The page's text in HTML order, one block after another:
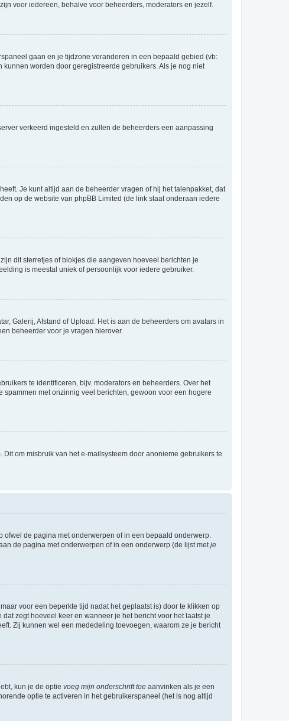
voor iedereen, behalve voor beheerders, moderators en jezelf.
gaan en je tijdzone veranderen in een bepaald gebied (vb:
worden door geregistreerde gebruikers. Als je nog niet
verkeerd ingesteld en zullen de beheerders een aanpassing
Je kunt altijd aan de beheerder vragen of hij het talenpakket, dat
op de website van phpBB Limited (de link staat onderaan iedere
dit sterretjes of blokjes die aangeven hoeveel berichten je
is meestal uniek of persoonlijk voor iedere gebruiker.
Galerij, Afstand of Upload. Het is aan de beheerders om avatars in
beheerder voor je vragen hierover.
te identificeren, bijv. moderators en beheerders. Over het
met onzinnig veel berichten, gewoon voor een hogere
om misbruik van het e-mailsysteem door anonieme gebruikers te
de pagina met onderwerpen of in een bepaald onderwerp.
de pagina met onderwerpen of in een onderwerp (de lijst metje
voor een beperkte tijd nadat het geplaatst is) door te klikken op
zegt hoeveel keer en wanneer je het bericht voor het laatst je
Zij kunnen wel een mededeling toevoegen, waarom ze je bericht
kun je de optie voeg mijn onderschrift toe aanvinken als je een
optie te activeren in het gebruikerspaneel (het is nog altijd